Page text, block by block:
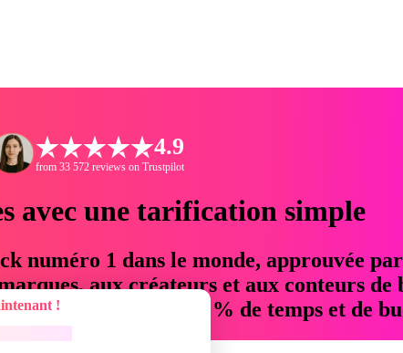
4.9
from 33 572 reviews on Trustpilot
avec une tarification simple
numéro 1 dans le monde, approuvée
aux créateurs et aux conteurs de
jusqu'à 76 % de temps et de
!